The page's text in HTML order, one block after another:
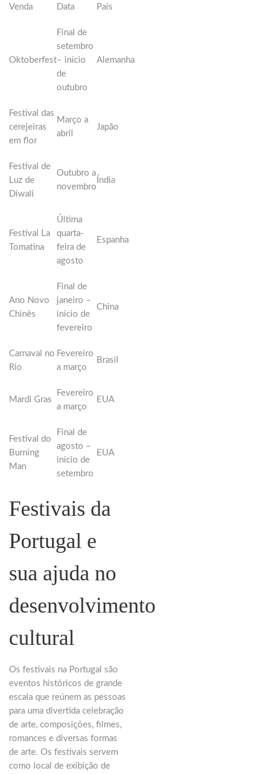
Venda Data País
Oktoberfest
Final de
setembro
– início
de
outubro
Alemanha
Festival das
cerejeiras
em flor
Março a
abril
Japão
Festival de
Luz de
Diwali
Outubro a
novembro
Índia
Festival La
Tomatina
Última
quarta-
feira de
agosto
Espanha
Ano Novo
Chinês
Final de
janeiro –
início de
fevereiro
China
Carnaval no
Rio
Fevereiro
a março
Brasil
Mardi Gras
Fevereiro
a março
EUA
Festival do
Burning
Man
Final de
agosto –
início de
setembro
EUA
Festivais da
Portugal e
sua ajuda no
desenvolvimento
cultural
Os festivais na Portugal são
eventos históricos de grande
escala que reúnem as pessoas
para uma divertida celebração
de arte, composições, filmes,
romances e diversas formas
de arte. Os festivais servem
como local de exibição de